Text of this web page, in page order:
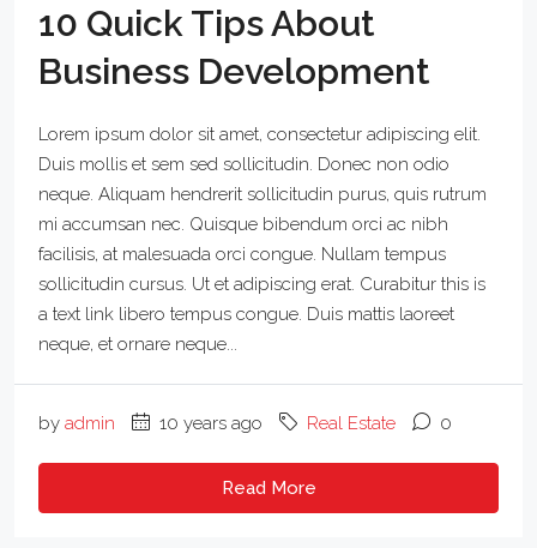
10 Quick Tips About
Business Development
Lorem ipsum dolor sit amet, consectetur adipiscing elit.
Duis mollis et sem sed sollicitudin. Donec non odio
neque. Aliquam hendrerit sollicitudin purus, quis rutrum
mi accumsan nec. Quisque bibendum orci ac nibh
facilisis, at malesuada orci congue. Nullam tempus
sollicitudin cursus. Ut et adipiscing erat. Curabitur this is
a text link libero tempus congue. Duis mattis laoreet
neque, et ornare neque...
by admin 10 years ago Real Estate 0
Read More